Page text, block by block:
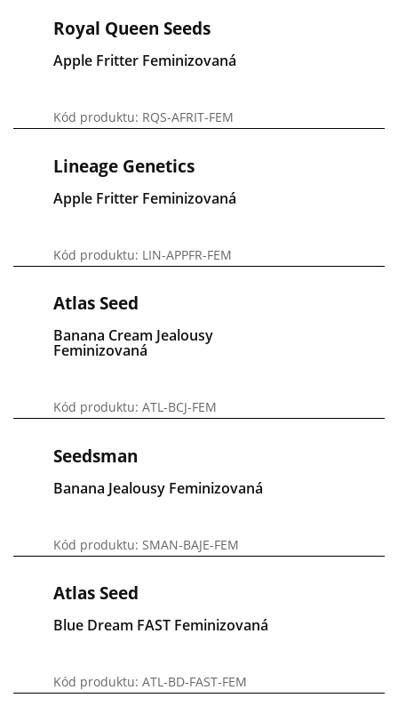
Royal Queen Seeds
Apple Fritter Feminizovaná
Kód produktu: RQS-AFRIT-FEM
Lineage Genetics
Apple Fritter Feminizovaná
Kód produktu: LIN-APPFR-FEM
Atlas Seed
Banana Cream Jealousy
Feminizovaná
Kód produktu: ATL-BCJ-FEM
Seedsman
Banana Jealousy Feminizovaná
Kód produktu: SMAN-BAJE-FEM
Atlas Seed
Blue Dream FAST Feminizovaná
Kód produktu: ATL-BD-FAST-FEM